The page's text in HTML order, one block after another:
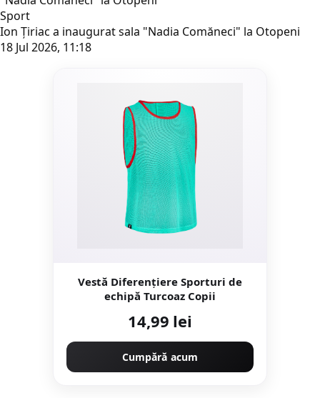
Sport
Ion Țiriac a inaugurat sala "Nadia Comăneci" la Otopeni
18 Jul 2026, 11:18
Vestă Diferențiere Sporturi de
echipă Turcoaz Copii
14,99 lei
Cumpără acum